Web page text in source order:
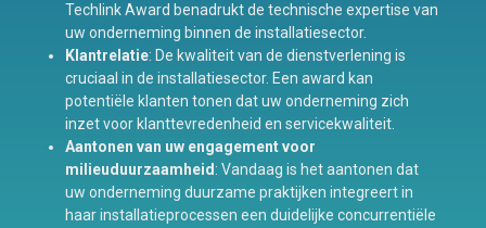
Techlink Award benadrukt de technische expertise van
uw onderneming binnen de installatiesector.
Klantrelatie: De kwaliteit van de dienstverlening is
cruciaal in de installatiesector. Een award kan
potentiële klanten tonen dat uw onderneming zich
inzet voor klanttevredenheid en servicekwaliteit.
Aantonen van uw engagement voor
milieuduurzaamheid : Vandaag is het aantonen dat
uw onderneming duurzame praktijken integreert in
haar installatieprocessen een duidelijke concurrentiële